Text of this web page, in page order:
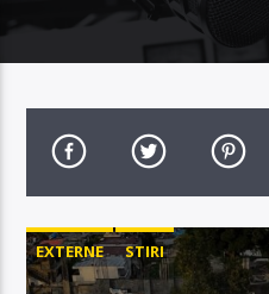
EXTERNE STIRI